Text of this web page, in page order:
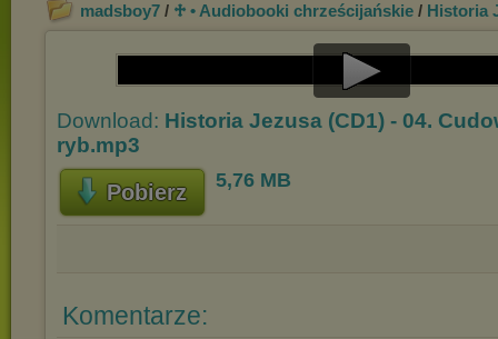
madsboy7 / ♱ • Audiobooki chrześcijańskie / Historia
Play
Download: Historia Jezusa (CD1) - 04.
ryb.mp3
Pobierz 5,76 MB
Komentarze: